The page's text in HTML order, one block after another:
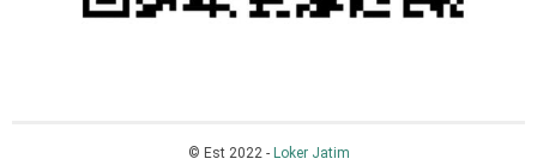
© Est 2022 - Loker Jatim